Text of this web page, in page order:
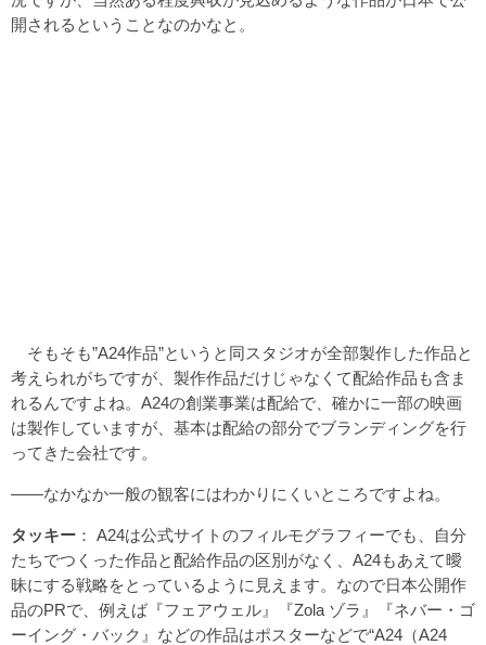
開されるということなのかなと。
そもそも”A24作品”というと同スタジオが全部製作した作品と
考えられがちですが、製作作品だけじゃなくて配給作品も含ま
れるんですよね。A24の創業事業は配給で、確かに一部の映画
は製作していますが、基本は配給の部分でブランディングを行
ってきた会社です。
――なかなか一般の観客にはわかりにくいところですよね。
タッキー ： A24は公式サイトのフィルモグラフィーでも、自分
たちでつくった作品と配給作品の区別がなく、A24もあえて曖
昧にする戦略をとっているように見えます。なので日本公開作
品のPRで、例えば『フェアウェル』『Zola ゾラ』『ネバー・ゴ
ーイング・バック』などの作品はポスターなどで“A24（A24